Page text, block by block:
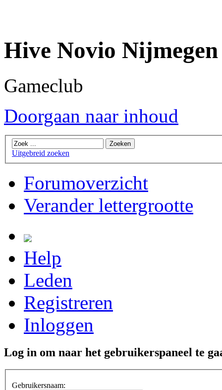
Hive Novio Nijmegen
Gameclub
Doorgaan naar inhoud
Uitgebreid zoeken
Forumoverzicht
Verander lettergrootte
Help
Leden
Registreren
Inloggen
Log in om naar het gebruikerspaneel te
Gebruikersnaam: